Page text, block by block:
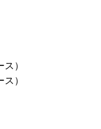
）
）